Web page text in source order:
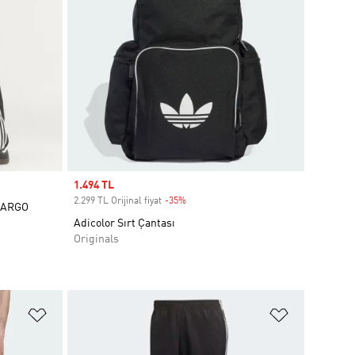
Sale price
1.494 TL
2.299 TL Orijinal fiyat -35%Discount
Adicolor Sırt Çantası
Originals
Favori Listesine Ekle